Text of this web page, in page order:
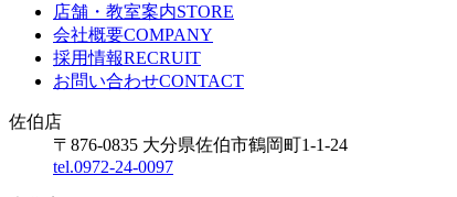
店舗・教室案内STORE
会社概要COMPANY
採用情報RECRUIT
お問い合わせCONTACT
佐伯店
〒876-0835 大分県佐伯市鶴岡町1-1-24
tel.0972-24-0097